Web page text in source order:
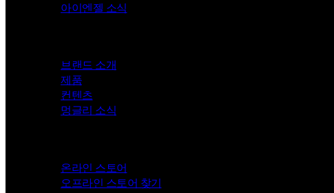
아이엔젤 소식
브랜드 소개
제품
컨텐츠
멍글리 소식
온라인 스토어
오프라인 스토어 찾기